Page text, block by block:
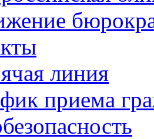
линия
приема